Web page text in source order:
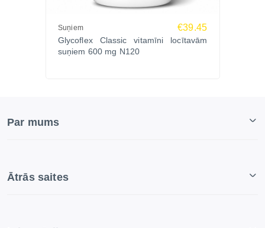
Suņiem €39.45
Glycoflex Classic vitamīni locītavām
suņiem 600 mg N120
Par mums
Ātrās saites